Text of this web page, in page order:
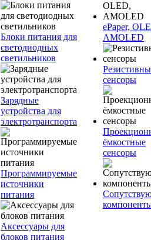
Блоки питания для
светодиодных
светильников
Зарядные
устройства для
электротранспорта
Программируемые
источники
питания
Аксессуары для
блоков питания
ePaper,
AMOLED
сенсоры
ёмкостные
сенсоры